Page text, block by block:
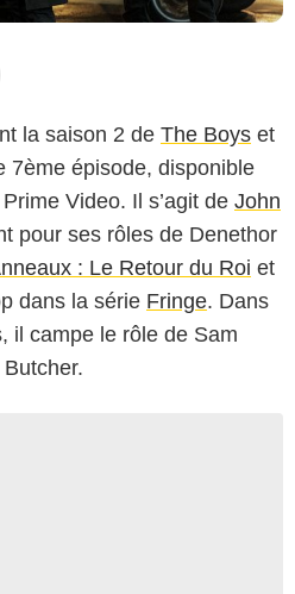
la saison 2 de The Boys et
7ème épisode, disponible
Video. Il s’agit de John
pour ses rôles de Denethor
: Le Retour du Roi et
dans la série Fringe. Dans
il campe le rôle de Sam